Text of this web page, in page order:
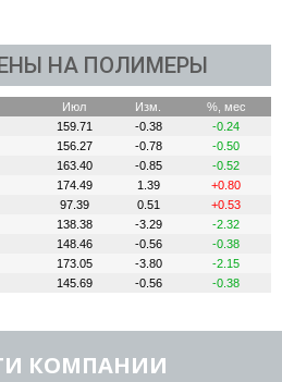
НА ПОЛИМЕРЫ
КОМПАНИИ